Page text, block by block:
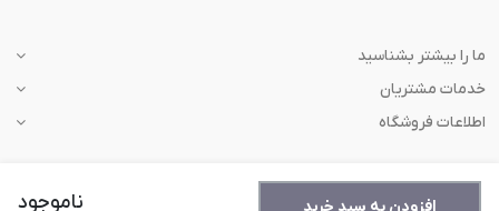
ناموجود
ما را بیشتر بشناسید
خدمات مشتریان
اطلاعات فروشگاه